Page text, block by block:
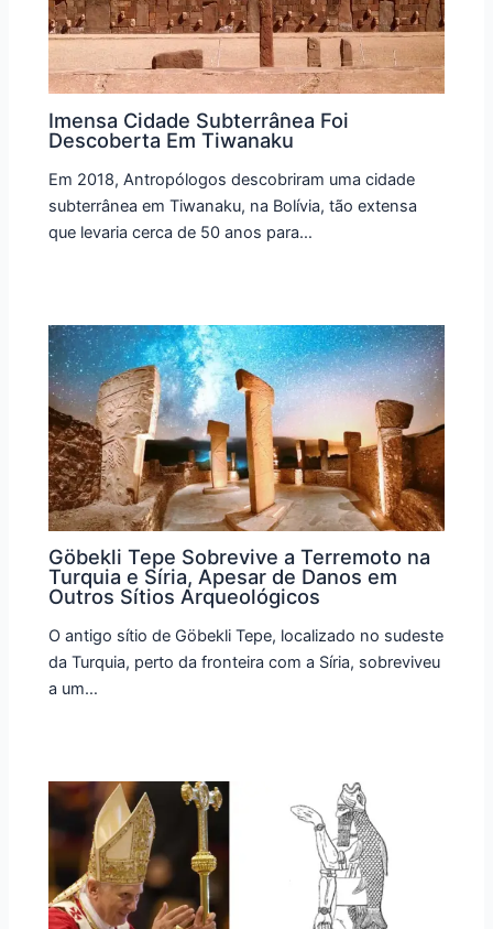
Imensa Cidade Subterrânea Foi
Descoberta Em Tiwanaku
Em 2018, Antropólogos descobriram uma cidade
subterrânea em Tiwanaku, na Bolívia, tão extensa
que levaria cerca de 50 anos para…
Göbekli Tepe Sobrevive a Terremoto na
Turquia e Síria, Apesar de Danos em
Outros Sítios Arqueológicos
O antigo sítio de Göbekli Tepe, localizado no sudeste
da Turquia, perto da fronteira com a Síria, sobreviveu
a um…